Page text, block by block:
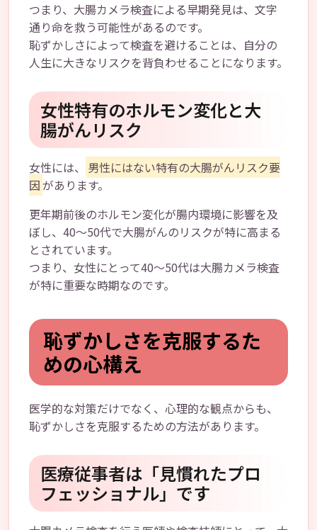
つまり、大腸カメラ検査による早期発見は、文字
通り命を救う可能性があるのです。
恥ずかしさによって検査を避けることは、自分の
人生に大きなリスクを背負わせることになります。
女性特有のホルモン変化と大
腸がんリスク
女性には、
男性にはない特有の大腸がんリスク要
因があります。
更年期前後のホルモン変化が腸内環境に影響を及
ぼし、40～50代で大腸がんのリスクが特に高まる
とされています。
つまり、女性にとって40～50代は大腸カメラ検査
が特に重要な時期なのです。
恥ずかしさを克服するた
めの心構え
医学的な対策だけでなく、心理的な観点からも、
恥ずかしさを克服するための方法があります。
医療従事者は「見慣れたプロ
フェッショナル」です